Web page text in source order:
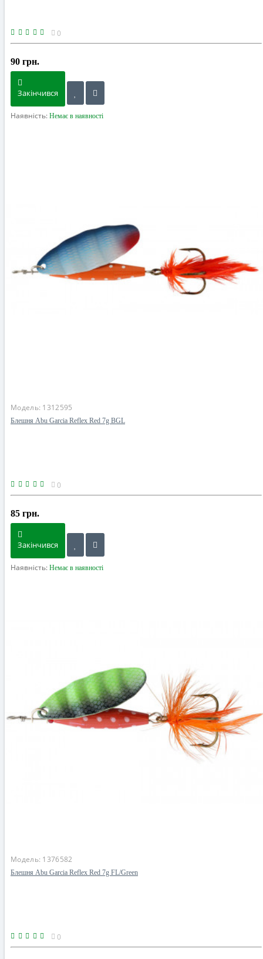
0
90 грн.
Закінчився
Наявність: Немає в наявності
Модель: 1312595
Блешня Abu Garcia Reflex Red 7g BGL
0
85 грн.
Закінчився
Наявність: Немає в наявності
Модель: 1376582
Блешня Abu Garcia Reflex Red 7g FL/Green
0